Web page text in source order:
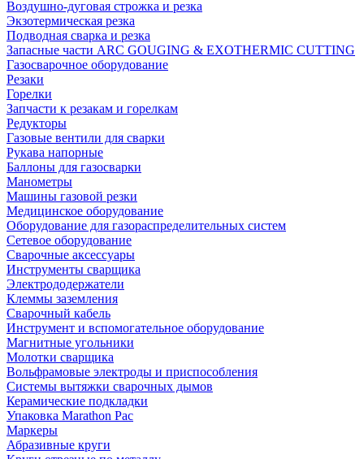
Воздушно-дуговая строжка и резка
Экзотермическая резка
Подводная сварка и резка
Запасные части ARC GOUGING & EXOTHERMIC CUTTING
Газосварочное оборудование
Резаки
Горелки
Запчасти к резакам и горелкам
Редукторы
Газовые вентили для сварки
Рукава напорные
Баллоны для газосварки
Манометры
Машины газовой резки
Медицинское оборудование
Оборудование для газораспределительных систем
Сетевое оборудование
Сварочные аксессуары
Инструменты сварщика
Электрододержатели
Клеммы заземления
Сварочный кабель
Инструмент и вспомогательное оборудование
Магнитные угольники
Молотки сварщика
Вольфрамовые электроды и приспособления
Системы вытяжки сварочных дымов
Керамические подкладки
Упаковка Marathon Pac
Маркеры
Абразивные круги